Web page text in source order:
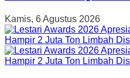
Kamis, 6 Agustus 2026